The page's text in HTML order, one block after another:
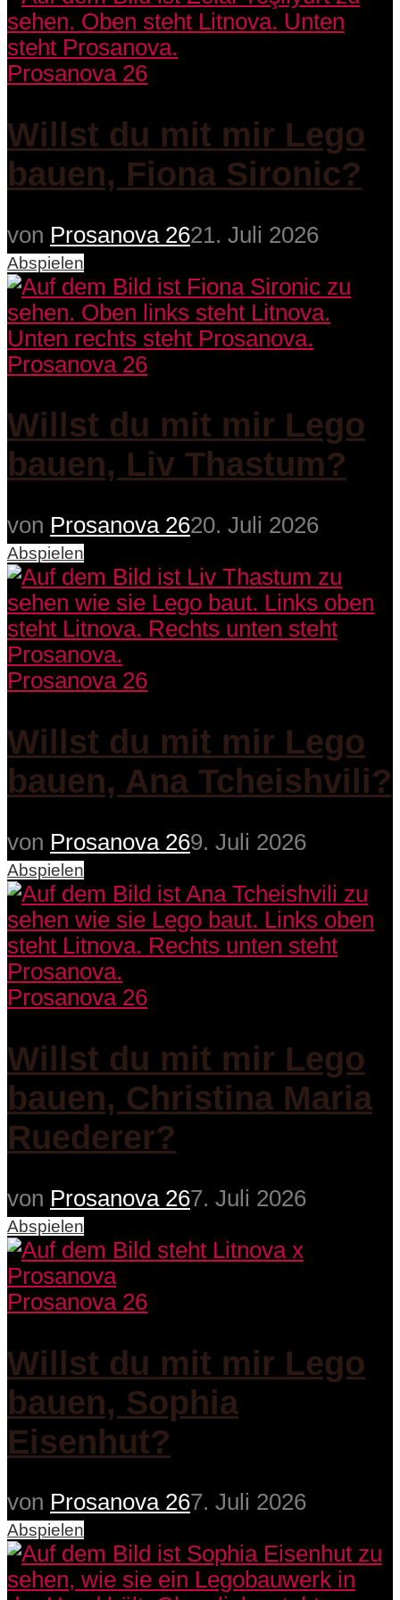
Prosanova 26
Willst du mit mir Lego
bauen, Fiona Sironic?
von Prosanova 2621. Juli 2026
Abspielen
Prosanova 26
Willst du mit mir Lego
bauen, Liv Thastum?
von Prosanova 2620. Juli 2026
Abspielen
Prosanova 26
Willst du mit mir Lego
bauen, Ana Tcheishvili?
von Prosanova 269. Juli 2026
Abspielen
Prosanova 26
Willst du mit mir Lego
bauen, Christina Maria
Ruederer?
von Prosanova 267. Juli 2026
Abspielen
Prosanova 26
Willst du mit mir Lego
bauen, Sophia
Eisenhut?
von Prosanova 267. Juli 2026
Abspielen